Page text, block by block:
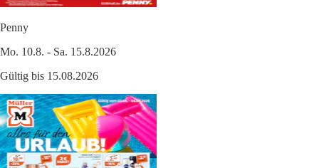
Penny
Mo. 10.8. - Sa. 15.8.2026
Gültig bis 15.08.2026